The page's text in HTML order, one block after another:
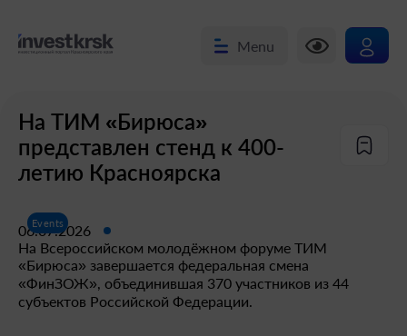
Menu
На ТИМ «Бирюса»
представлен стенд к 400-
летию Красноярска
Events
На Всероссийском молодёжном форуме ТИМ
«Бирюса» завершается федеральная смена
«ФинЗОЖ», объединившая 370 участников из 44
субъектов Российской Федерации.
06.07.2026